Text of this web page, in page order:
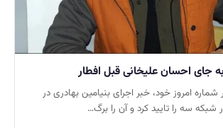
جای احسان علیخانی قبل افطار
امروز خود، خبر اجرای بنیامین بهادری در
شبکه سه را تایید کرد و آن را برگ…